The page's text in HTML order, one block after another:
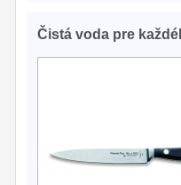
Čistá voda pre